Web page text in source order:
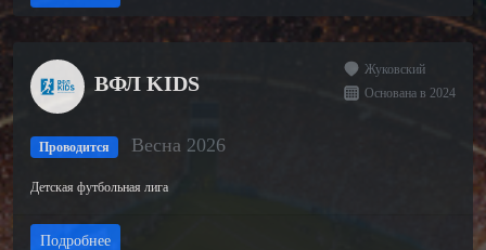
ВФЛ KIDS
Жуковский
Основана в 2024
Проводится Весна 2026
Детская футбольная лига
Подробнее